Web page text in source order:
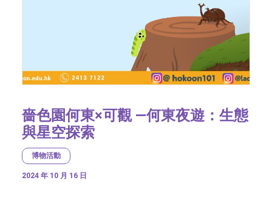
嗇色園何東×可觀 —何東夜遊：生態
與星空探索
博物活動
2024 年 10 月 16 日